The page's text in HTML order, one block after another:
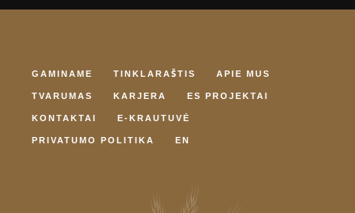
GAMINAME TINKLARAŠTIS APIE MUS
TVARUMAS KARJERA ES PROJEKTAI
KONTAKTAI E-KRAUTUVĖ
PRIVATUMO POLITIKA EN